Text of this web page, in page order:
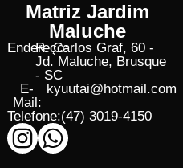
Matriz Jardim
Maluche
Endereço:
R. Carlos Graf, 60 -
Jd. Maluche, Brusque
- SC
E-
Mail:
kyuutai@hotmail.com
Telefone:(47) 3019-4150